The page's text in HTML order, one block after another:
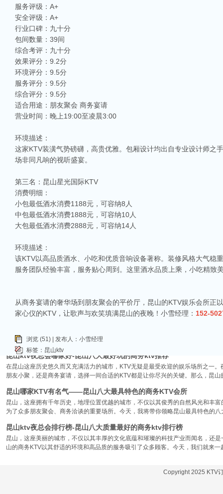
相关推荐
昆山天外天KTV以其优雅的环境和周到的服务著称。这里不仅拥有现代的音响设
响，给你带来无与伦比的视听享受。这里还提供多种酒水和小吃，确保你和朋友
昆山ktv哪个比较好-昆山八大比较好的ktv娱乐会所推荐
昆山市区周边有哪些好玩的ktv-昆山五大高端ktv排名
KTV排名，带你领略一下这其中的魅力！
昆山ktv夜总会哪家好-昆山八大最好玩的商务ktv推荐
在昆山这座历史悠久而又充满活力的城市，KTV无疑是最受欢迎的娱乐场所之一
朋友小聚，还是商务宴请，选择一间合适的KTV都是让你尽兴的关键。那么，昆
昆山哪家KTV有名气——昆山八大最具特色的商务KTV会所
昆山，这座拥有千年历史，地理位置优越的城市，不仅以其俊秀的自然风光和丰
为了众多朋友聚会、商务洽谈的重要场所。今天，我将带你领略昆山最具特色的
昆山ktv夜总会排行榜-昆山八大质量最好的商务ktv排行榜
昆山，这座美丽的城市，不仅以其丰厚的文化底蕴和璀璨的科技产业而闻名，还
山的商务KTV以其舒适的环境和高品质的服务吸引了众多顾客。今天，我们就来
服务评级：A+
安全评级：A+
行业口碑：九十分
包间数量：39间
综合考评：九十分
效果评分：9.2分
环境评分：9.5分
服务评分：9.5分
综合评分：9.5分
适合用途：朋友聚会 商务宴请
营业时间：晚上19:00至凌晨3:00
环境描述：
这家KTV装潢气势磅礴，高贵优雅。包厢设计均出自专业设计师之
场非同凡响的视听盛宴。
第三名：昆山星光国际KTV
消费明细：
小包最低酒水消费1188元，可容纳8人
中包最低酒水消费1888元，可容纳10人
大包最低酒水消费2888元，可容纳14人
环境描述：
该KTV以高品质酒水、小吃和优质音响设备著称。装修风格大气稳
服务团队经验丰富，服务贴心周到。这里酒水品质上乘，小吃精致
从商务宴请的奢华场到朋友聚会的平价厅，昆山的KTV娱乐会所
家心仪的KTV，让歌声与欢笑填满昆山的夜晚！小雪经理： 152-
浏览 (51) | 发布人：小雪经理
标签： 昆山ktv
Copyright 2025 KTV